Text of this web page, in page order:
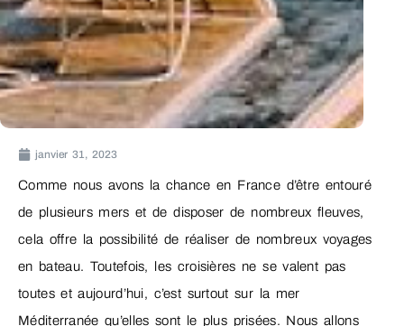
janvier 31, 2023
Comme nous avons la chance en France d’être entouré
de plusieurs mers et de disposer de nombreux fleuves,
cela offre la possibilité de réaliser de nombreux voyages
en bateau. Toutefois, les croisières ne se valent pas
toutes et aujourd’hui, c’est surtout sur la mer
Méditerranée qu’elles sont le plus prisées. Nous allons